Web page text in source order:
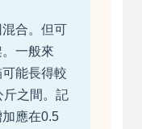
合。但可
一般來
能長得較
斤之間。記
應在0.5